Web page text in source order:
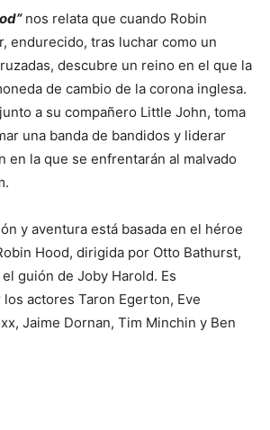
nos relata que cuando Robin
endurecido, tras luchar como un
descubre un reino en el que la
de cambio de la corona inglesa.
a su compañero Little John, toma
una banda de bandidos y liderar
en la que se enfrentarán al malvado
y aventura está basada en el héroe
Hood, dirigida por Otto Bathurst,
guión de Joby Harold. Es
actores Taron Egerton, Eve
Jaime Dornan, Tim Minchin y Ben